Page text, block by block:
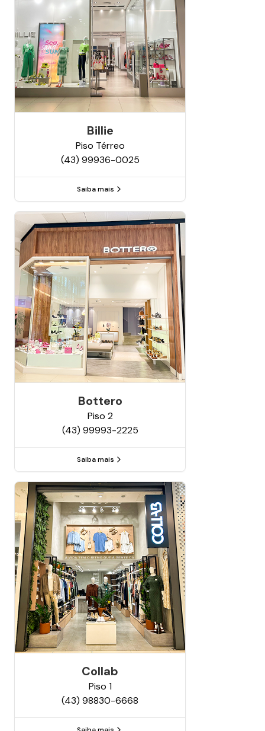
Billie
Piso Térreo
(43) 99936-0025
Saiba mais
Bottero
Piso 2
(43) 99993-2225
Saiba mais
Collab
Piso 1
(43) 98830-6668